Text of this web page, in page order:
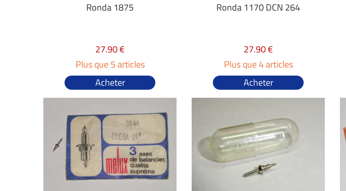
Ronda 1875
27.90 €
Plus que 5 articles
Acheter
Ronda 1170 DCN 264
27.90 €
Plus que 4 articles
Acheter